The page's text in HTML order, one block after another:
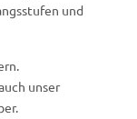
und
unser